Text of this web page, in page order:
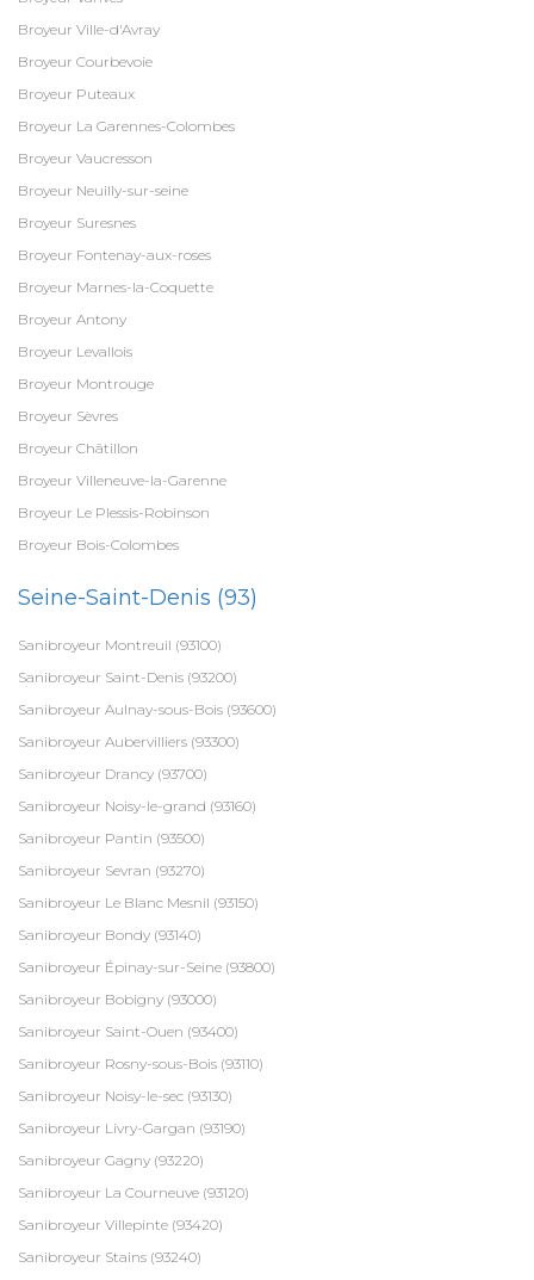
Broyeur Ville-d'Avray
Broyeur Courbevoie
Broyeur Puteaux
Broyeur La Garennes-Colombes
Broyeur Vaucresson
Broyeur Neuilly-sur-seine
Broyeur Suresnes
Broyeur Fontenay-aux-roses
Broyeur Marnes-la-Coquette
Broyeur Antony
Broyeur Levallois
Broyeur Montrouge
Broyeur Sèvres
Broyeur Châtillon
Broyeur Villeneuve-la-Garenne
Broyeur Le Plessis-Robinson
Broyeur Bois-Colombes
Seine-Saint-Denis (93)
Sanibroyeur Montreuil (93100)
Sanibroyeur Saint-Denis (93200)
Sanibroyeur Aulnay-sous-Bois (93600)
Sanibroyeur Aubervilliers (93300)
Sanibroyeur Drancy (93700)
Sanibroyeur Noisy-le-grand (93160)
Sanibroyeur Pantin (93500)
Sanibroyeur Sevran (93270)
Sanibroyeur Le Blanc Mesnil (93150)
Sanibroyeur Bondy (93140)
Sanibroyeur Épinay-sur-Seine (93800)
Sanibroyeur Bobigny (93000)
Sanibroyeur Saint-Ouen (93400)
Sanibroyeur Rosny-sous-Bois (93110)
Sanibroyeur Noisy-le-sec (93130)
Sanibroyeur Livry-Gargan (93190)
Sanibroyeur Gagny (93220)
Sanibroyeur La Courneuve (93120)
Sanibroyeur Villepinte (93420)
Sanibroyeur Stains (93240)